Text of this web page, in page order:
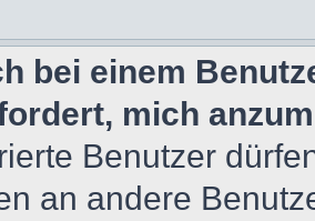
bei einem
mich
Benutzer
an andere